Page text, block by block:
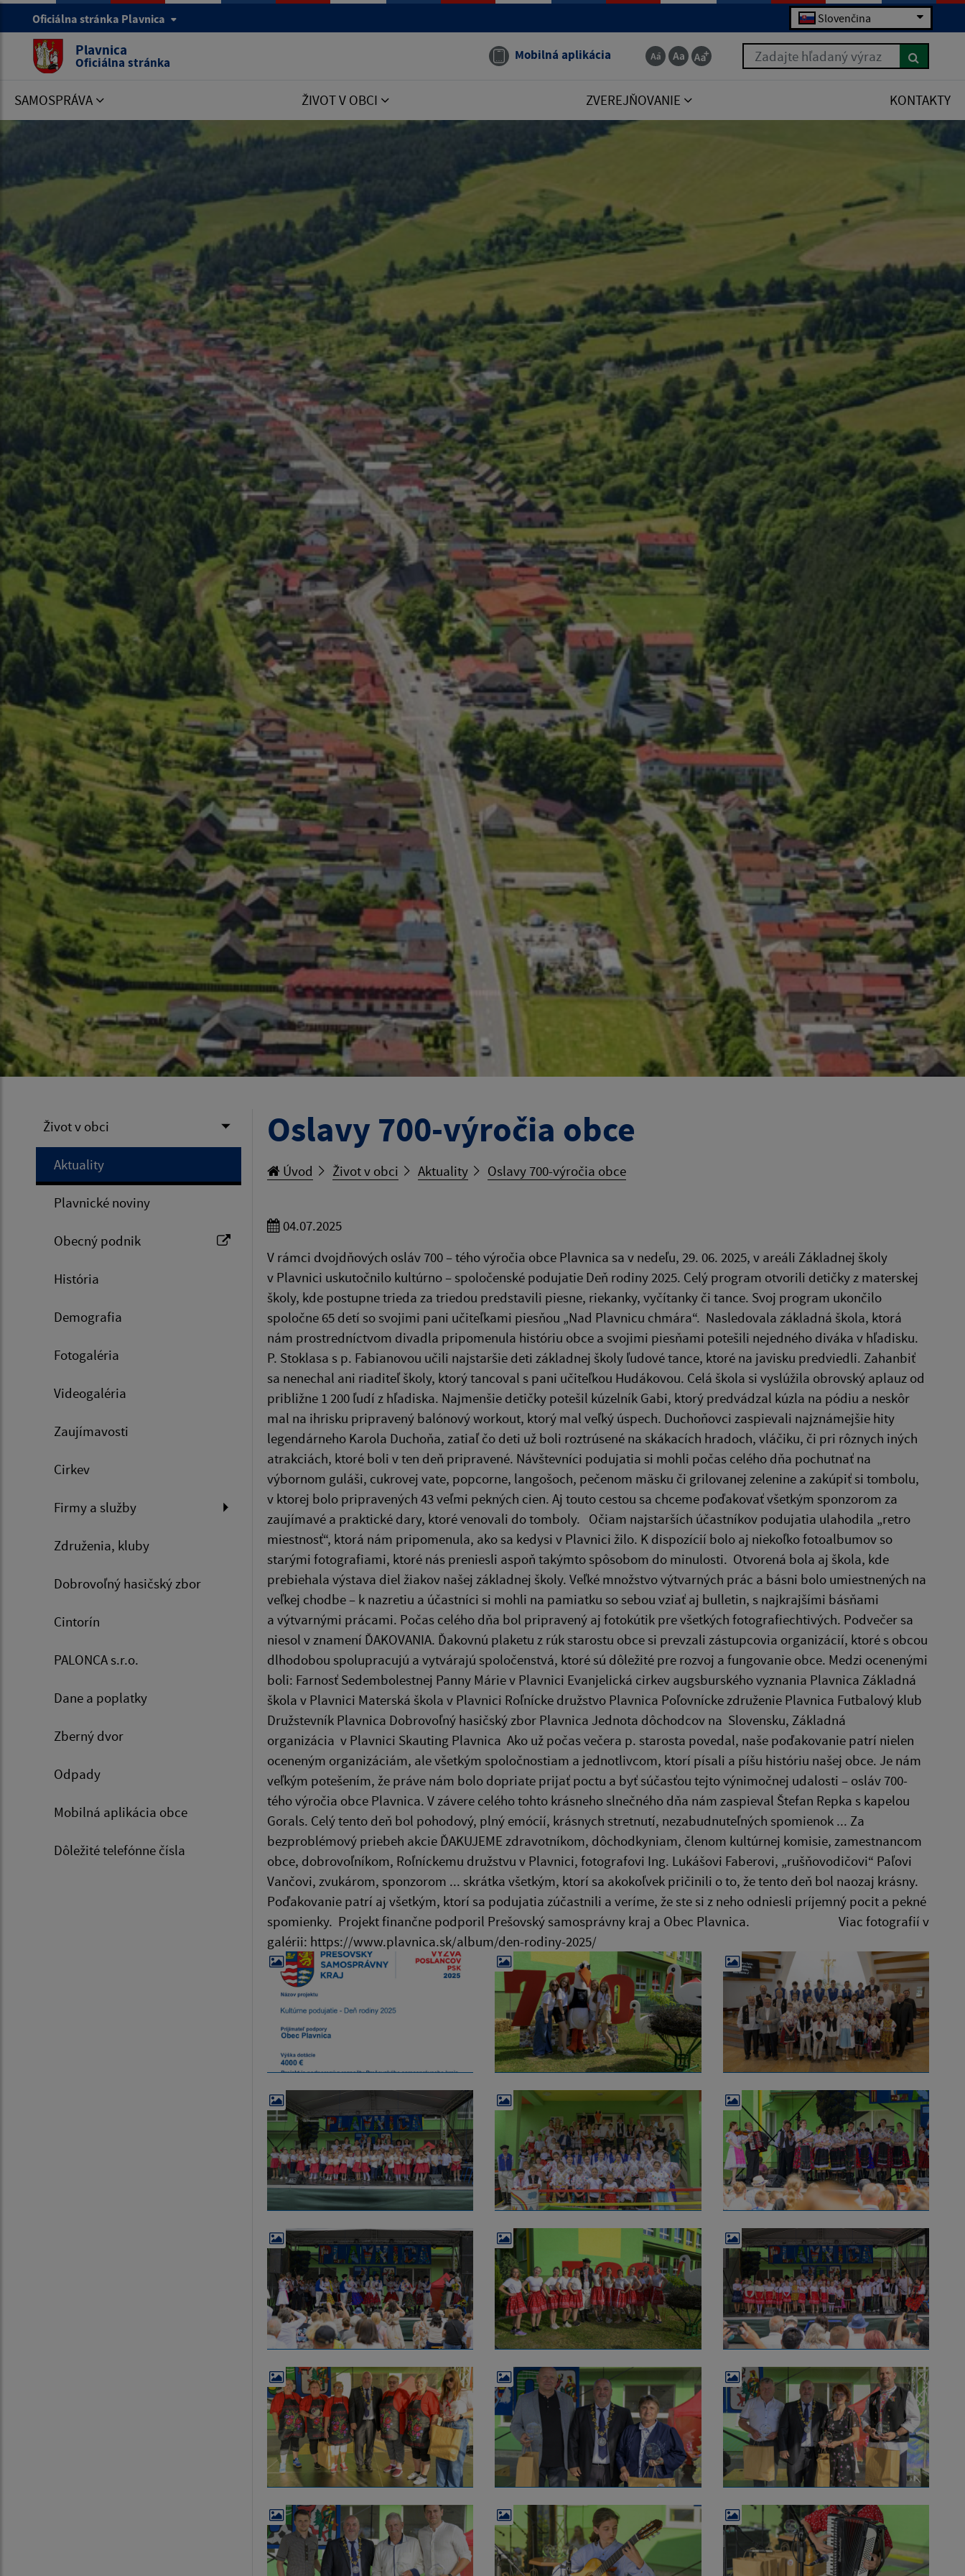
Oficiálna stránka Plavnica Slovenčina
Plavnica
Oficiálna stránka Mobilná aplikácia Zadajte hľadaný výraz
SAMOSPRÁVA ŽIVOT V OBCI ZVEREJŇOVANIE KONTAKTY
Život v obci
Aktuality
Plavnické noviny
Obecný podnik
História
Demografia
Fotogaléria
Videogaléria
Zaujímavosti
Cirkev
Firmy a služby
Združenia, kluby
Dobrovoľný hasičský zbor
Cintorín
PALONCA s.r.o.
Dane a poplatky
Zberný dvor
Odpady
Mobilná aplikácia obce
Dôležité telefónne čísla
Oslavy 700-výročia obce
Úvod Život v obci Aktuality Oslavy 700-výročia obce
04.07.2025
V rámci dvojdňových osláv 700 – tého výročia obce Plavnica sa v nedeľu, 29. 06. 2025, v areáli Základnej školy
v Plavnici uskutočnilo kultúrno – spoločenské podujatie Deň rodiny 2025. Celý program otvorili detičky z materskej
školy, kde postupne trieda za triedou predstavili piesne, riekanky, vyčítanky či tance. Svoj program ukončilo
spoločne 65 detí so svojimi pani učiteľkami piesňou „Nad Plavnicu chmára“. Nasledovala základná škola, ktorá
nám prostredníctvom divadla pripomenula históriu obce a svojimi piesňami potešili nejedného diváka v hľadisku.
P. Stoklasa s p. Fabianovou učili najstaršie deti základnej školy ľudové tance, ktoré na javisku predviedli. Zahanbiť
sa nenechal ani riaditeľ školy, ktorý tancoval s pani učiteľkou Hudákovou. Celá škola si vyslúžila obrovský aplauz od
približne 1 200 ľudí z hľadiska. Najmenšie detičky potešil kúzelník Gabi, ktorý predvádzal kúzla na pódiu a neskôr
mal na ihrisku pripravený balónový workout, ktorý mal veľký úspech. Duchoňovci zaspievali najznámejšie hity
legendárneho Karola Duchoňa, zatiaľ čo deti už boli roztrúsené na skákacích hradoch, vláčiku, či pri rôznych iných
atrakciách, ktoré boli v ten deň pripravené. Návštevníci podujatia si mohli počas celého dňa pochutnať na
výbornom guláši, cukrovej vate, popcorne, langošoch, pečenom mäsku či grilovanej zelenine a zakúpiť si tombolu,
v ktorej bolo pripravených 43 veľmi pekných cien. Aj touto cestou sa chceme poďakovať všetkým sponzorom za
zaujímavé a praktické dary, ktoré venovali do tomboly. Očiam najstarších účastníkov podujatia ulahodila „retro
miestnosť“, ktorá nám pripomenula, ako sa kedysi v Plavnici žilo. K dispozícií bolo aj niekoľko fotoalbumov so
starými fotografiami, ktoré nás preniesli aspoň takýmto spôsobom do minulosti. Otvorená bola aj škola, kde
prebiehala výstava diel žiakov našej základnej školy. Veľké množstvo výtvarných prác a básni bolo umiestnených na
veľkej chodbe – k nazretiu a účastníci si mohli na pamiatku so sebou vziať aj bulletin, s najkrajšími básňami
a výtvarnými prácami. Počas celého dňa bol pripravený aj fotokútik pre všetkých fotografiechtivých. Podvečer sa
niesol v znamení ĎAKOVANIA. Ďakovnú plaketu z rúk starostu obce si prevzali zástupcovia organizácií, ktoré s obcou
dlhodobou spolupracujú a vytvárajú spoločenstvá, ktoré sú dôležité pre rozvoj a fungovanie obce. Medzi ocenenými
boli: Farnosť Sedembolestnej Panny Márie v Plavnici Evanjelická cirkev augsburského vyznania Plavnica Základná
škola v Plavnici Materská škola v Plavnici Roľnícke družstvo Plavnica Poľovnícke združenie Plavnica Futbalový klub
Družstevník Plavnica Dobrovoľný hasičský zbor Plavnica Jednota dôchodcov na Slovensku, Základná
organizácia v Plavnici Skauting Plavnica Ako už počas večera p. starosta povedal, naše poďakovanie patrí nielen
oceneným organizáciám, ale všetkým spoločnostiam a jednotlivcom, ktorí písali a píšu históriu našej obce. Je nám
veľkým potešením, že práve nám bolo dopriate prijať poctu a byť súčasťou tejto výnimočnej udalosti – osláv 700-
tého výročia obce Plavnica. V závere celého tohto krásneho slnečného dňa nám zaspieval Štefan Repka s kapelou
Gorals. Celý tento deň bol pohodový, plný emócií, krásnych stretnutí, nezabudnuteľných spomienok ... Za
bezproblémový priebeh akcie ĎAKUJEME zdravotníkom, dôchodkyniam, členom kultúrnej komisie, zamestnancom
obce, dobrovoľníkom, Roľníckemu družstvu v Plavnici, fotografovi Ing. Lukášovi Faberovi, „rušňovodičovi“ Paľovi
Vančovi, zvukárom, sponzorom ... skrátka všetkým, ktorí sa akokoľvek pričinili o to, že tento deň bol naozaj krásny.
Poďakovanie patrí aj všetkým, ktorí sa podujatia zúčastnili a veríme, že ste si z neho odniesli príjemný pocit a pekné
spomienky. Projekt finančne podporil Prešovský samosprávny kraj a Obec Plavnica. Viac fotografií v
galérii: https://www.plavnica.sk/album/den-rodiny-2025/